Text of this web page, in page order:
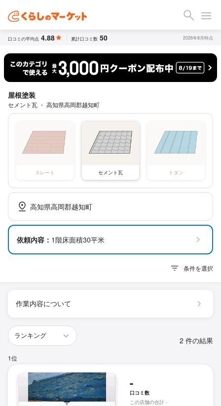
口コミの平均点 4.88 累計口コミ数 50 2026年8月時点
屋根塗装
セメント瓦 ・ 高知県高岡郡越知町
スレート セメント瓦 トタン
高知県高岡郡越知町
依頼内容： 1階床面積30平米
条件を選択
作業内容について
2 件の結果
1位
-
口コミ数
この店舗の合計 -